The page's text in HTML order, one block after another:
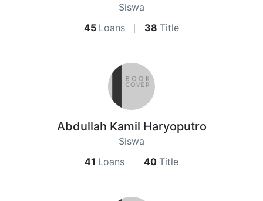
Siswa
45 Loans 38 Title
Abdullah Kamil Haryoputro
Siswa
41 Loans 40 Title